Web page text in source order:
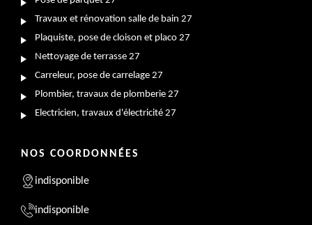
Travaux et rénovation salle de bain 27
Plaquiste, pose de cloison et placo 27
Nettoyage de terrasse 27
Carreleur, pose de carrelage 27
Plombier, travaux de plomberie 27
Electricien, travaux d'électricité 27
NOS COORDONNÉES
indisponible
indisponible